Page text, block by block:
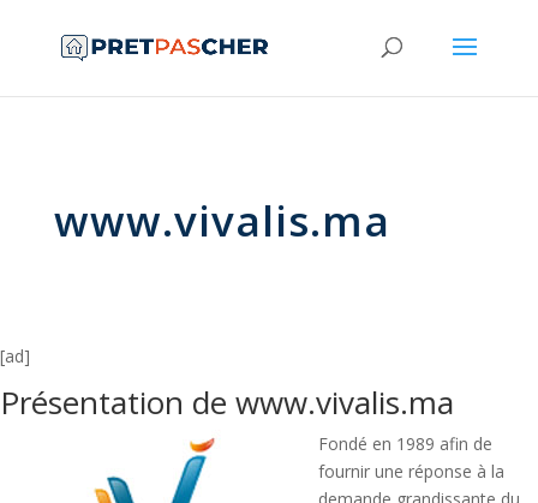
www.vivalis.ma
[ad]
Présentation de www.vivalis.ma
Fondé en 1989 afin de
fournir une réponse à la